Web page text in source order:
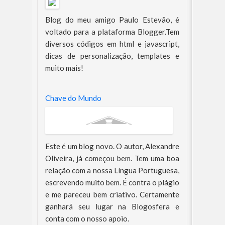
Blog do meu amigo Paulo Estevão, é
voltado para a plataforma Blogger.Tem
diversos códigos em html e javascript,
dicas de personalização, templates e
muito mais!
Chave do Mundo
Este é um blog novo. O autor, Alexandre
Oliveira, já começou bem. Tem uma boa
relação com a nossa Língua Portuguesa,
escrevendo muito bem. É contra o plágio
e me pareceu bem criativo. Certamente
ganhará seu lugar na Blogosfera e
conta com o nosso apoio.